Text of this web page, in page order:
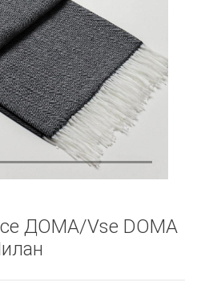
ДOMA/Vse DOMA